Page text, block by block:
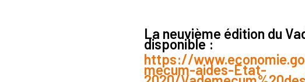
La neuvième édition du
disponible :
https://
mecum-aides-Etat-